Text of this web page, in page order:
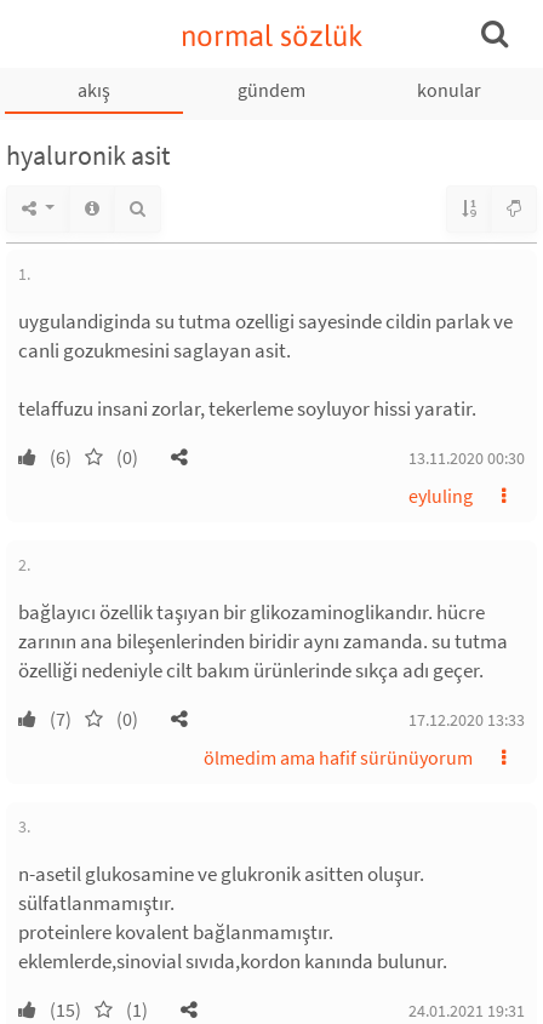
normal sözlük
akış gündem konular
hyaluronik asit
1.
uygulandiginda su tutma ozelligi sayesinde cildin parlak ve
canli gozukmesini saglayan asit.
telaffuzu insani zorlar, tekerleme soyluyor hissi yaratir.
(6) (0) 13.11.2020 00:30
eyluling
2.
bağlayıcı özellik taşıyan bir glikozaminoglikandır. hücre
zarının ana bileşenlerinden biridir aynı zamanda. su tutma
özelliği nedeniyle cilt bakım ürünlerinde sıkça adı geçer.
(7) (0) 17.12.2020 13:33
ölmedim ama hafif sürünüyorum
3.
n-asetil glukosamine ve glukronik asitten oluşur.
sülfatlanmamıştır.
proteinlere kovalent bağlanmamıştır.
eklemlerde,sinovial sıvıda,kordon kanında bulunur.
(15) (1) 24.01.2021 19:31